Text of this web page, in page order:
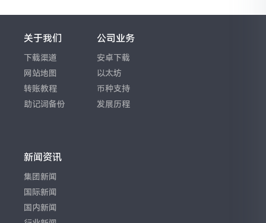
关于我们
下载渠道
网站地图
转账教程
助记词备份
公司业务
安卓下载
以太坊
币种支持
发展历程
新闻资讯
集团新闻
国际新闻
国内新闻